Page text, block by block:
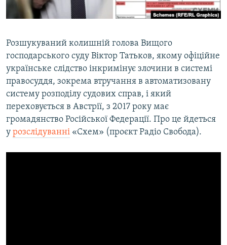
РУС
УКР
КТАТ
Розшукуваний колишній голова Вищого
господарського суду Віктор Татьков, якому офіційне
українське слідство інкримінує злочини в системі
правосуддя, зокрема втручання в автоматизовану
систему розподілу судових справ, і який
переховується в Австрії, з 2017 року має
громадянство Російської Федерації. Про це йдеться
у розслідуванні «Схем» (проєкт Радіо Свобода).